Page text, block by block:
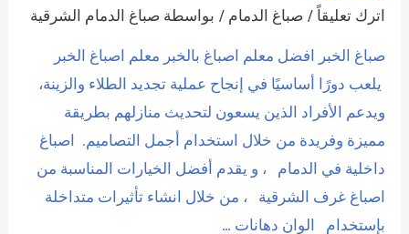
اترك تعليقاً /صباغ الدمام / بواسطة صباغ الدمام الشرقية
صباغ الخبر افضل معلم اصباغ بالخبر معلم اصباغ الخبر
يلعب دورًا أساسيًا في إنجاح عملية تجديد الطلاء والزينة،
ويدعم الأفراد الذين يسعون لتحديث منازلهم بطريقة
مميزة وفريدة من خلال استخدام أجمل التصاميم. اصباغ
داخلية في الدمام ، و يقدم أفضل الخيارات المناسبة من
اصباغ غرف الشرقية ، من خلال انشاء تأثيرات متداخلة
بإستخدام الوان دهانات …